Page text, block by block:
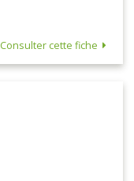
Consulter cette fiche